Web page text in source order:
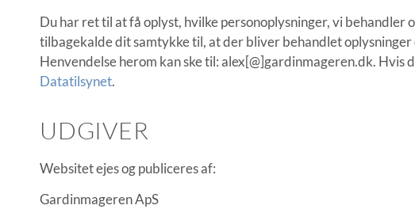
Du har ret til at få oplyst, hvilke personoplysninger, vi behandler
tilbagekalde dit samtykke til, at der bliver behandlet
Henvendelse herom kan ske til: alex[@]gardinmageren.dk. Hvis
Datatilsynet.
UDGIVER
Websitet ejes og publiceres af:
Gardinmageren ApS